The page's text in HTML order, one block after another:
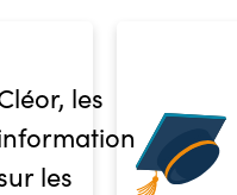
les
les